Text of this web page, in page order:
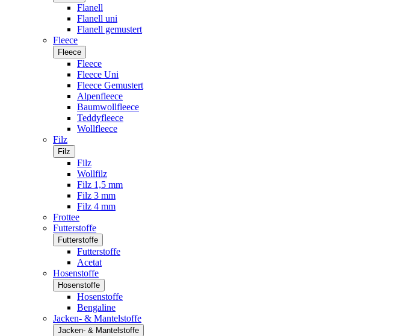
Flanell
Flanell uni
Flanell gemustert
Fleece
Fleece
Fleece
Fleece Uni
Fleece Gemustert
Alpenfleece
Baumwollfleece
Teddyfleece
Wollfleece
Filz
Filz
Filz
Wollfilz
Filz 1,5 mm
Filz 3 mm
Filz 4 mm
Frottee
Futterstoffe
Futterstoffe
Futterstoffe
Acetat
Hosenstoffe
Hosenstoffe
Hosenstoffe
Bengaline
Jacken- & Mantelstoffe
Jacken- & Mantelstoffe